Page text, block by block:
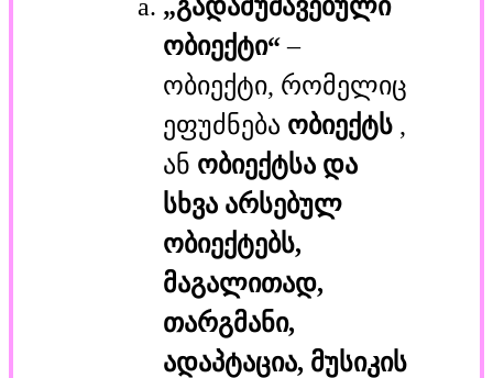
„გადამუშავებული
ობიექტი“–
ობიექტი, რომელიც
ეფუძნება ობიექტს ,
ან ობიექტსა და
სხვა არსებულ
ობიექტებს,
მაგალითად,
თარგმანი,
ადაპტაცია, მუსიკის